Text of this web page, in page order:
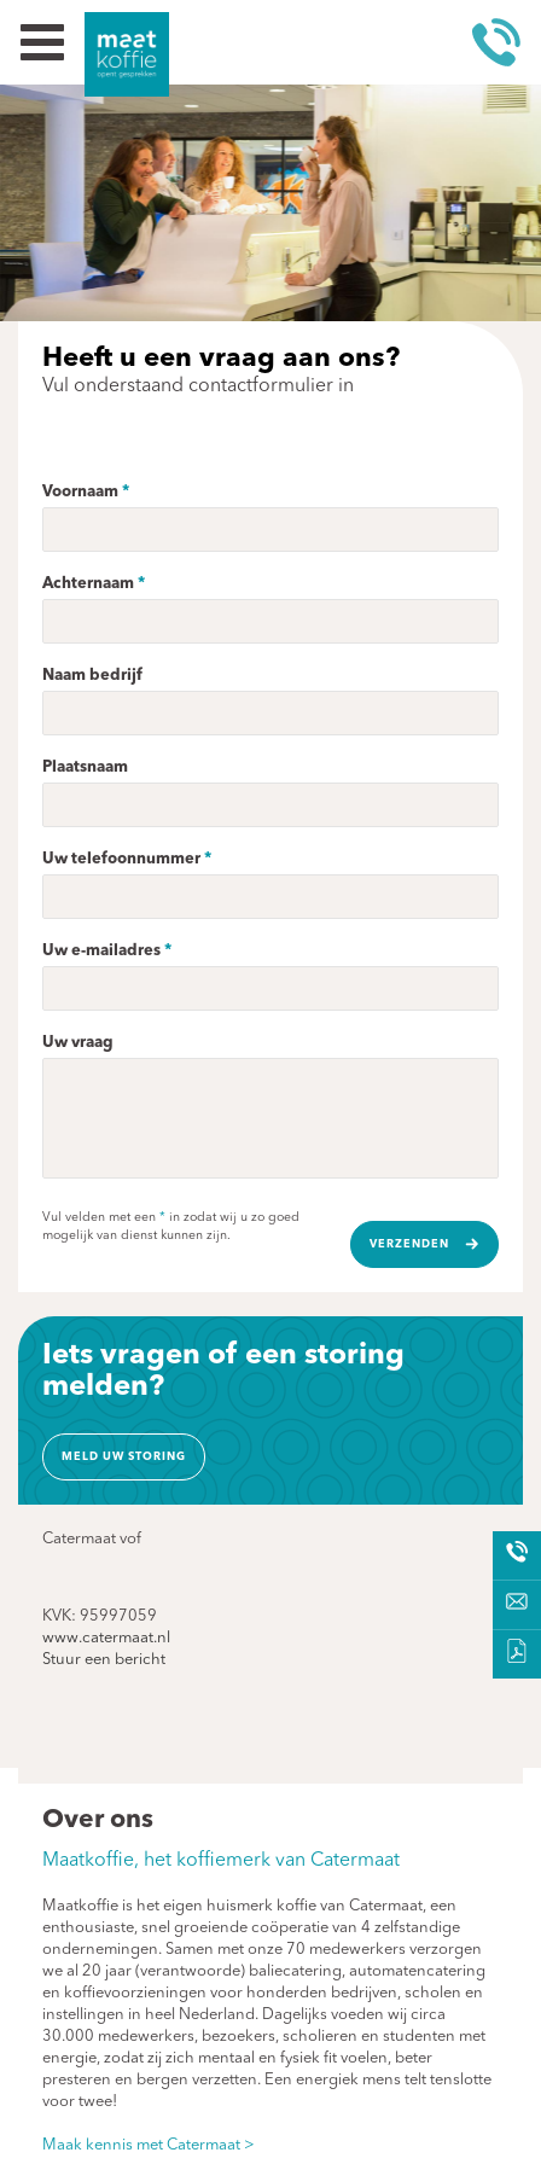
Heeft u een vraag aan ons?
Vul onderstaand contactformulier in
Voornaam
Achternaam
Naam bedrijf
Plaatsnaam
Uw telefoonnummer
Uw e-mailadres
Uw vraag
Vul velden met een * in zodat wij u zo goed
mogelijk van dienst kunnen zijn.
VERZENDEN
Iets vragen of een storing
melden?
MELD UW STORING
Catermaat vof
KVK: 95997059
www.catermaat.nl
Stuur een bericht
Over ons
Maatkoffie, het koffiemerk van Catermaat
Maatkoffie is het eigen huismerk koffie van Catermaat, een
enthousiaste, snel groeiende coöperatie van 4 zelfstandige
ondernemingen. Samen met onze 70 medewerkers verzorgen
we al 20 jaar (verantwoorde) baliecatering, automatencatering
en koffievoorzieningen voor honderden bedrijven, scholen en
instellingen in heel Nederland. Dagelijks voeden wij circa
30.000 medewerkers, bezoekers, scholieren en studenten met
energie, zodat zij zich mentaal en fysiek fit voelen, beter
presteren en bergen verzetten. Een energiek mens telt tenslotte
voor twee!
Maak kennis met Catermaat >